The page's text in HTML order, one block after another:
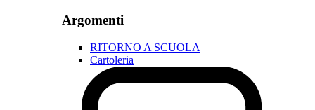
Argomenti
RITORNO A SCUOLA
Cartoleria